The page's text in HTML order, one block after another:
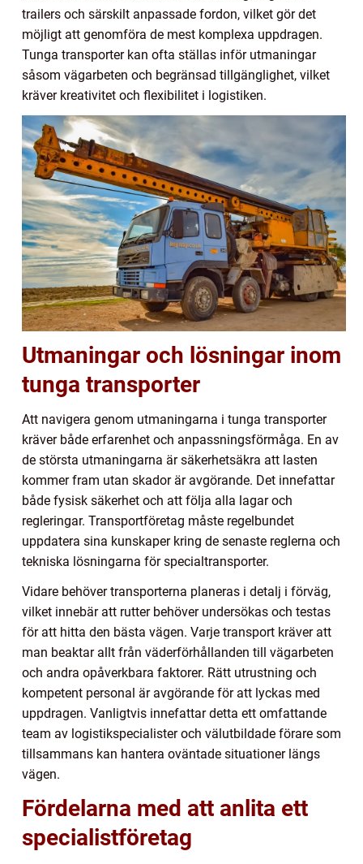
trailers och särskilt anpassade fordon, vilket gör det
möjligt att genomföra de mest komplexa uppdragen.
Tunga transporter kan ofta ställas inför utmaningar
såsom vägarbeten och begränsad tillgänglighet, vilket
kräver kreativitet och flexibilitet i logistiken.
Utmaningar och lösningar inom
tunga transporter
Att navigera genom utmaningarna i tunga transporter
kräver både erfarenhet och anpassningsförmåga. En av
de största utmaningarna är säkerhetsäkra att lasten
kommer fram utan skador är avgörande. Det innefattar
både fysisk säkerhet och att följa alla lagar och
regleringar. Transportföretag måste regelbundet
uppdatera sina kunskaper kring de senaste reglerna och
tekniska lösningarna för specialtransporter.
Vidare behöver transporterna planeras i detalj i förväg,
vilket innebär att rutter behöver undersökas och testas
för att hitta den bästa vägen. Varje transport kräver att
man beaktar allt från väderförhållanden till vägarbeten
och andra opåverkbara faktorer. Rätt utrustning och
kompetent personal är avgörande för att lyckas med
uppdragen. Vanligtvis innefattar detta ett omfattande
team av logistikspecialister och välutbildade förare som
tillsammans kan hantera oväntade situationer längs
vägen.
Fördelarna med att anlita ett
specialistföretag